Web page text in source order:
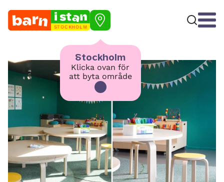
STOCKHOLM
Stockholm
Klicka ovan för
att byta område